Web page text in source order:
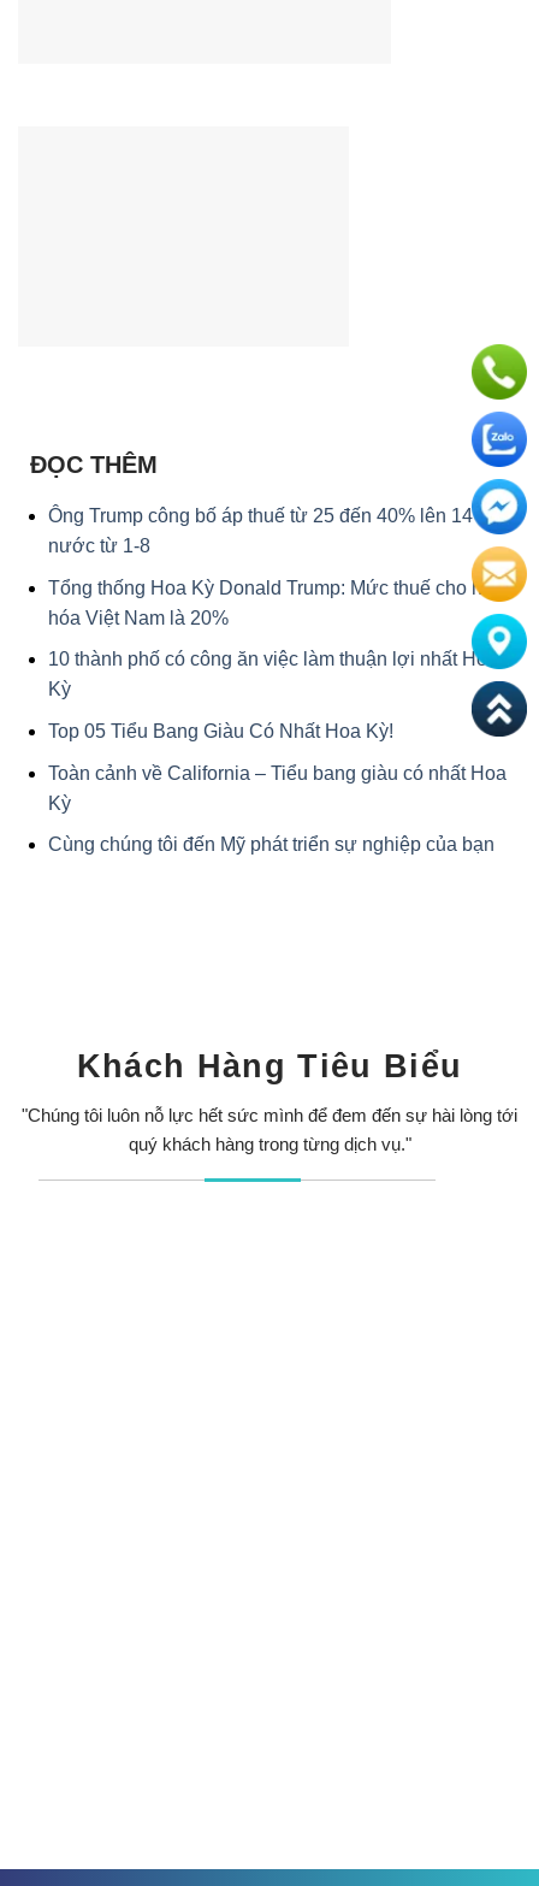
ĐỌC THÊM
Ông Trump công bố áp thuế từ 25 đến 40% lên 14
nước từ 1-8
Tổng thống Hoa Kỳ Donald Trump: Mức thuế cho hàng
hóa Việt Nam là 20%
10 thành phố có công ăn việc làm thuận lợi nhất Hoa
Kỳ
Top 05 Tiểu Bang Giàu Có Nhất Hoa Kỳ!
Toàn cảnh về California – Tiểu bang giàu có nhất Hoa
Kỳ
Cùng chúng tôi đến Mỹ phát triển sự nghiệp của bạn
Khách Hàng Tiêu Biểu
"Chúng tôi luôn nỗ lực hết sức mình để đem đến sự hài lòng tới
quý khách hàng trong từng dịch vụ."